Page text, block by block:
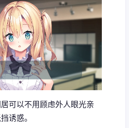
可以不用顾虑外人眼光亲
诱惑。